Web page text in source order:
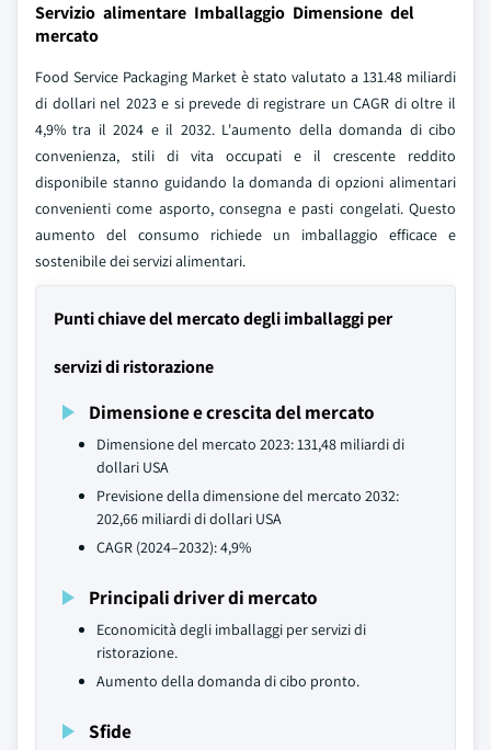
Servizio alimentare Imballaggio Dimensione del
mercato
Food Service Packaging Market è stato valutato a 131.48 miliardi
di dollari nel 2023 e si prevede di registrare un CAGR di oltre il
4,9% tra il 2024 e il 2032. L'aumento della domanda di cibo
convenienza, stili di vita occupati e il crescente reddito
disponibile stanno guidando la domanda di opzioni alimentari
convenienti come asporto, consegna e pasti congelati. Questo
aumento del consumo richiede un imballaggio efficace e
sostenibile dei servizi alimentari.
Punti chiave del mercato degli imballaggi per
servizi di ristorazione
Dimensione e crescita del mercato
Dimensione del mercato 2023: 131,48 miliardi di
dollari USA
Previsione della dimensione del mercato 2032:
202,66 miliardi di dollari USA
CAGR (2024–2032): 4,9%
Principali driver di mercato
Economicità degli imballaggi per servizi di
ristorazione.
Aumento della domanda di cibo pronto.
Sfide